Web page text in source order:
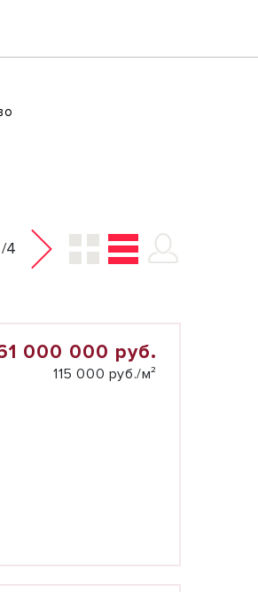
4
000 000 руб.
115 000 руб./м²